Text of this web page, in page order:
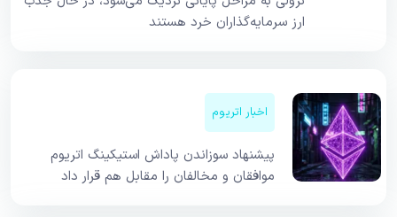
ارز سرمایه‌گذاران خرد هستند
اخبار اتریوم
پیشنهاد سوزاندن پاداش استیکینگ اتریوم
موافقان و مخالفان را مقابل هم قرار داد